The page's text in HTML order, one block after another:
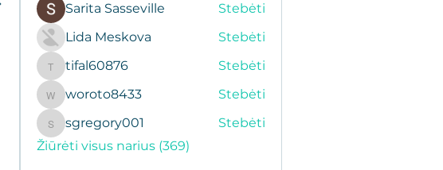
Sarita Sasseville
Stebėti
Lida Meskova
Stebėti
tifal60876
tifal60876 Stebėti
woroto8433
woroto8433 Stebėti
sgregory001
sgregory001
Stebėti
Žiūrėti visus narius (369)